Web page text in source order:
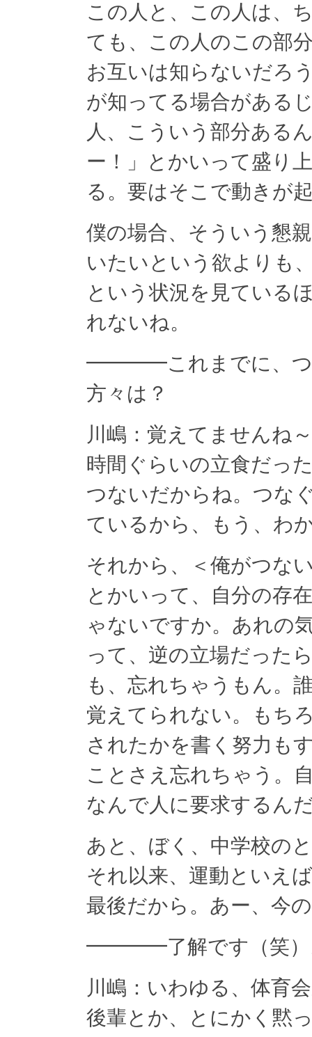
この人と、この人は、
ても、この人のこの部
お互いは知らないだろ
が知ってる場合がある
人、こういう部分ある
ー！」とかいって盛り
る。要はそこで動きが
僕の場合、そういう懇
いたいという欲よりも
という状況を見ている
れないね。
━━━━これまでに、つ
方々は？
川嶋：覚えてませんね
時間ぐらいの立食だっ
つないだからね。つな
ているから、もう、わ
それから、＜俺がつな
とかいって、自分の存
ゃないですか。あれの
って、逆の立場だった
も、忘れちゃうもん。
覚えてられない。もち
されたかを書く努力も
ことさえ忘れちゃう。
なんで人に要求するん
あと、ぼく、中学校の
それ以来、運動といえ
最後だから。あー、今
━━━━了解です（笑）
川嶋：いわゆる、体育
後輩とか、とにかく黙